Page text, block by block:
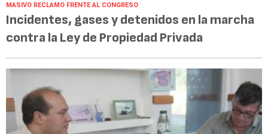
MASIVO RECLAMO FRENTE AL CONGRESO
Incidentes, gases y detenidos en la marcha
contra la Ley de Propiedad Privada